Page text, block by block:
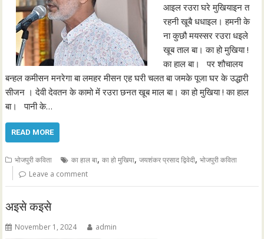
आइल रउरा घरे मुखियाइन त
रहनी खूबै धधाइल। हमनी के
ना कुछौ मयस्सर रउरा धइले
खूब ताल बा। का हो मुखिया !
का हाल बा। पर शौचालय
बन्हल कमीसन मनरेगा बा लमहर मीसन एह घरी चलत बा जमके पूजा घर के उद्धारी
सीजन । देवी देवतन के कामो में रउरा छनत खूब माल बा। का हो मुखिया ! का हाल
बा। पानी के…
READ MORE
भोजपुरी कविता का हाल बा,का हो मुखिया,जयशंकर प्रसाद द्विवेदी,भोजपुरी कविता
Leave a comment
अइसे कइसे
November 1, 2024 admin